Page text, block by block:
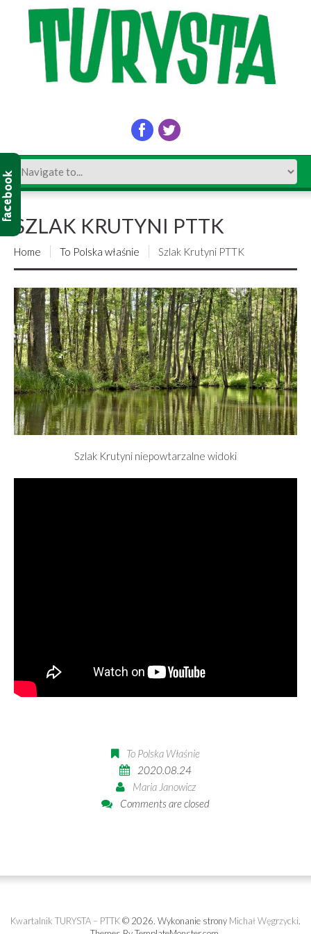
SZLAK KRUTYNI PTTK
Home To Polska właśnie Szlak Krutyni PTTK
Szlak Krutyni niepowtarzalne widoki
To Polska Właśnie
2020.08.24
Maria Janowicz
Comments are closed
Kwartalnik TURYSTA – PTTK© 2026. Wykonanie strony Michał Węgrzycki.